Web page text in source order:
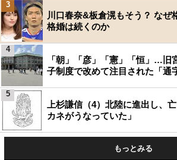
川口春奈&板倉滉もそう？ なぜ
格婚は続くのか
3
「朝」「彦」「憲」「恒」…旧
子制度で改めて注目された「通
4
上杉謙信（4）北陸に進出し、
カネがうなっていた」
5
もっとみる